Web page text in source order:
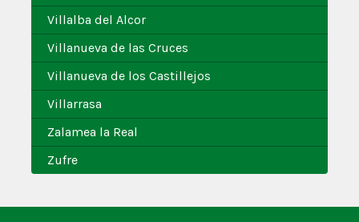
Villalba del Alcor
Villanueva de las Cruces
Villanueva de los Castillejos
Villarrasa
Zalamea la Real
Zufre